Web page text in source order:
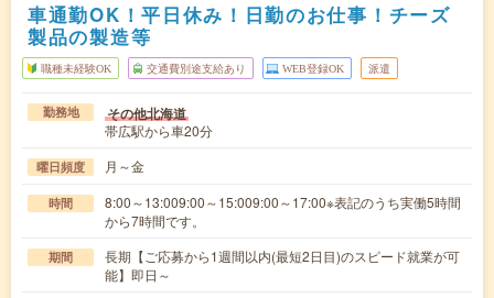
車通勤OK！平日休み！日勤のお仕事！チーズ
製品の製造等
職種未経験OK 交通費別途支給あり WEB登録OK 派遣
勤務地 その他北海道
帯広駅から車20分
曜日頻度 月～金
時間
8:00～13:009:00～15:009:00～17:00※表記のうち実働5時間
から7時間です。
期間
長期【ご応募から1週間以内(最短2日目)のスピード就業が可
能】即日～